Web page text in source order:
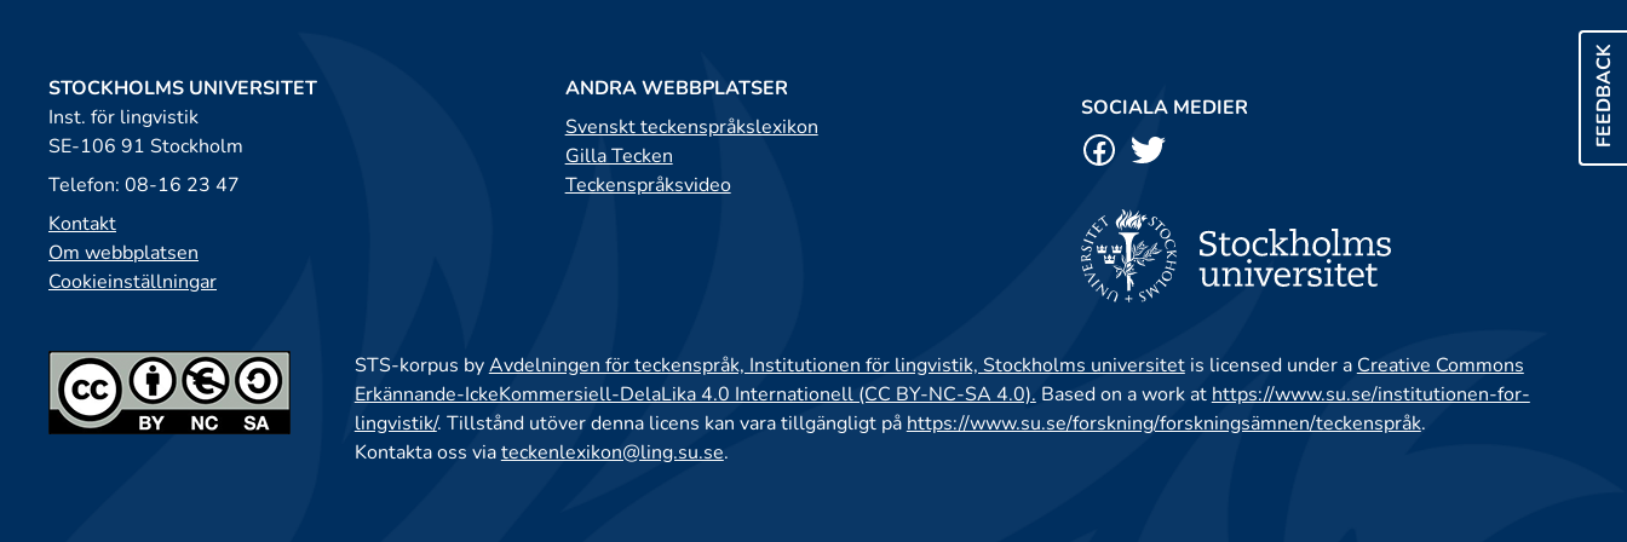
FEEDBACK
STOCKHOLMS UNIVERSITET
Inst. för lingvistik
SE-106 91 Stockholm
Telefon: 08-16 23 47
Kontakt
Om webbplatsen
Cookieinställningar
ANDRA WEBBPLATSER
Svenskt teckenspråkslexikon
Gilla Tecken
Teckenspråksvideo
SOCIALA MEDIER
STS-korpus byAvdelningen för teckenspråk, Institutionen för lingvistik, Stockholms universitetis licensed under a Creative Commons
Erkännande-IckeKommersiell-DelaLika 4.0 Internationell (CC BY-NC-SA 4.0). Based on a work at https://www.su.se/institutionen-for-
lingvistik/. Tillstånd utöver denna licens kan vara tillgängligt på https://www.su.se/forskning/forskningsämnen/teckenspråk.
Kontakta oss viateckenlexikon@ling.su.se.